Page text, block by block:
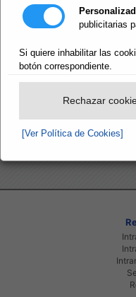
publicitarias
Si quiere inhabilitar las
botón correspondiente.
Rechazar
[Ver Política de Cookies]
Ciclo del Agua
Ámbito de las
Gestión del
abastecimiento
Masas de agua